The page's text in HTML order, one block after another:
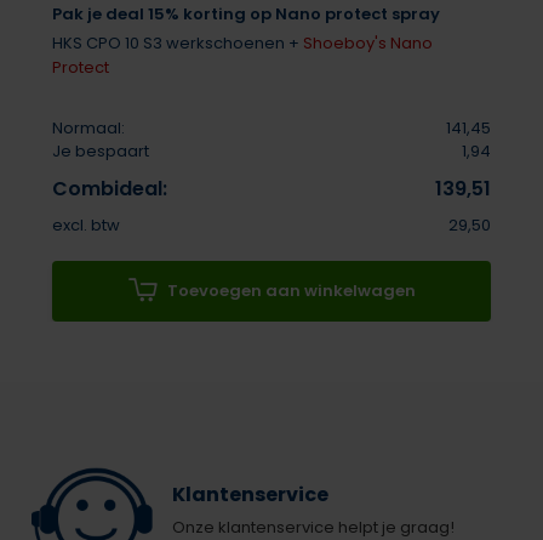
Pak je deal 15% korting op Nano protect spray
HKS CPO 10 S3 werkschoenen + Shoeboy's Nano
Protect
Normaal:
141,45
Je bespaart
1,94
Combideal: 139,51
excl. btw 29,50
Toevoegen aan winkelwagen
Klantenservice
Onze klantenservice helpt je graag!